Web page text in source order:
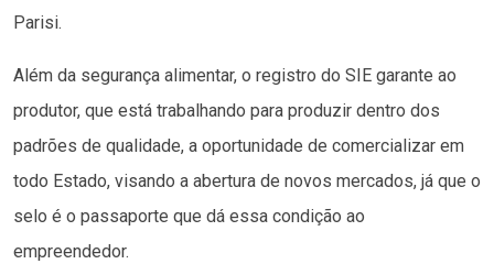
Parisi.
Além da segurança alimentar, o registro do SIE garante ao
produtor, que está trabalhando para produzir dentro dos
padrões de qualidade, a oportunidade de comercializar em
todo Estado, visando a abertura de novos mercados, já que o
selo é o passaporte que dá essa condição ao
empreendedor.